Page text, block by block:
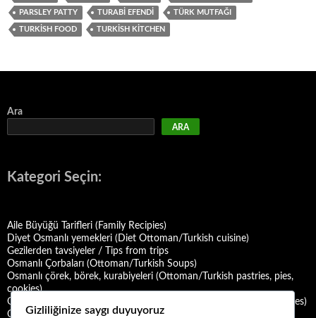
PARSLEY PATTY TURABI EFENDI TÜRK MUTFAĞI
TURKISH FOOD TURKISH KITCHEN
Ara
ARA
Kategori Seçin:
Aile Büyüğü Tarifleri (Family Recipies)
Diyet Osmanlı yemekleri (Diet Ottoman/Turkish cuisine)
Gezilerden tavsiyeler / Tips from trips
Osmanlı Çorbaları (Ottoman/Turkish Soups)
Osmanlı çörek, börek, kurabiyeleri (Ottoman/Turkish pastries, pies,
cookies)
Osmanlı Deniz Mahsulü Yemekleri (Ottoman/Turkish Seafood Dishes)
Osmanlı Halk Yemekleri (Ottoman/Turkish Folk Cuisine)
Gizliliğinize saygı duyuyoruz